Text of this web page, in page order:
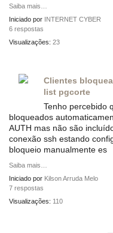
Saiba mais…
Iniciado por INTERNET CYBER
6 respostas
Visualizações: 23
Clientes
list pgcorte
Tenho percebido
bloqueados
AUTH mas não são
conexão ssh estando
bloqueio manualmente es
Saiba mais…
Iniciado por Kilson Arruda Melo
7 respostas
Visualizações: 110